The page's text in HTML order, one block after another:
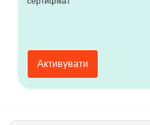
Активувати